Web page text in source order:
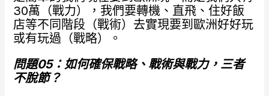
30萬（戰力），我們要轉機、直飛、住好飯
店等不同階段（戰術）去實現要到歐洲好好玩
或有玩過（戰略）。
問題05：如何確保戰略、戰術與戰力，三者
不脫節？